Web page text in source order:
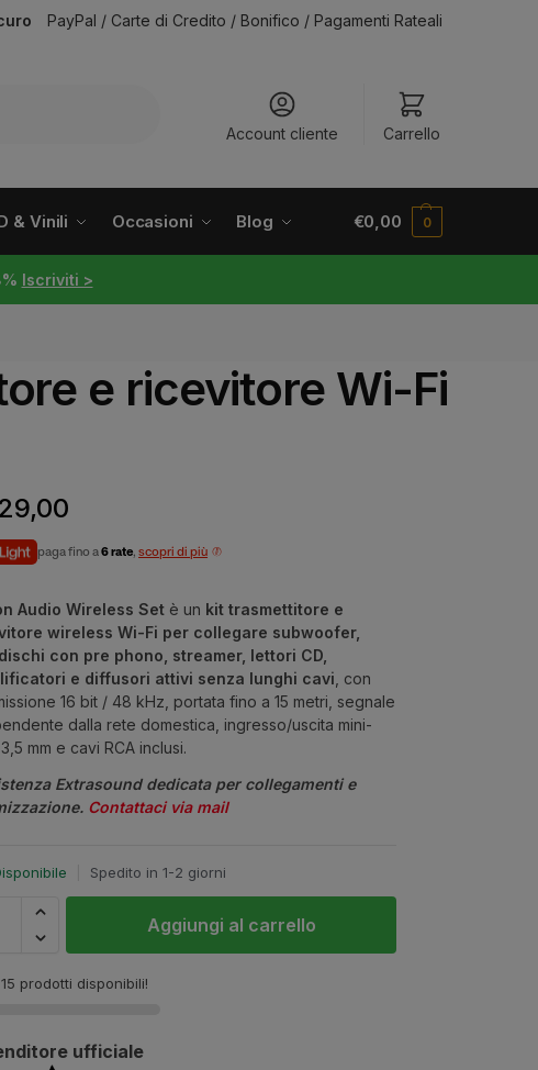
PayPal / Carte di Credito / Bonifico / Pagamenti Rateali
Account cliente Carrello
& Vinili Occasioni Blog €0,00 0
Iscriviti >
e ricevitore Wi-Fi
paga fino a6 rate,scopri di più
Audio Wireless Set è un kit trasmettitore e
wireless Wi-Fi per collegare subwoofer,
con pre phono, streamer, lettori CD,
e diffusori attivi senza lunghi cavi , con
16 bit / 48 kHz, portata fino a 15 metri, segnale
dalla rete domestica, ingresso/uscita mini-
mm e cavi RCA inclusi.
Extrasound dedicata per collegamenti e
Contattaci via mail
Spedito in 1-2 giorni
Aggiungi al carrello
prodotti disponibili!
ufficiale